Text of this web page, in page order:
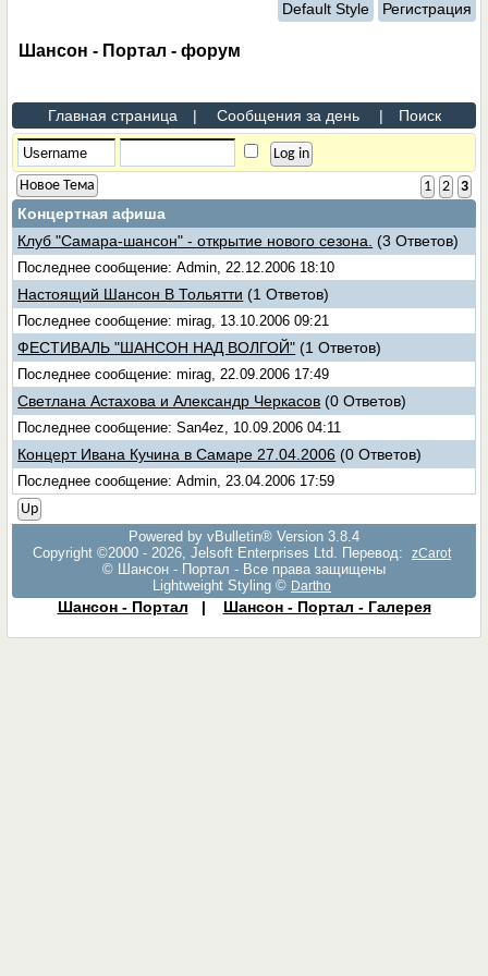
Default Style Регистрация
Шансон - Портал - форум
Главная страница | Сообщения за день | Поиск
1 2 3
Новое Тема
Концертная афиша
Клуб "Самара-шансон" - открытие нового сезона. (3 Ответов)
Последнее сообщение: Admin, 22.12.2006 18:10
Настоящий Шансон В Тольятти (1 Ответов)
Последнее сообщение: mirag, 13.10.2006 09:21
ФЕСТИВАЛЬ "ШАНСОН НАД ВОЛГОЙ" (1 Ответов)
Последнее сообщение: mirag, 22.09.2006 17:49
Светлана Астахова и Александр Черкасов (0 Ответов)
Последнее сообщение: San4ez, 10.09.2006 04:11
Концерт Ивана Кучина в Самаре 27.04.2006 (0 Ответов)
Последнее сообщение: Admin, 23.04.2006 17:59
Up
Powered by vBulletin® Version 3.8.4
Copyright ©2000 - 2026, Jelsoft Enterprises Ltd. Перевод:
zCarot
© Шансон - Портал - Все права защищены
Lightweight Styling © Dartho
Шансон - Портал | Шансон - Портал - Галерея